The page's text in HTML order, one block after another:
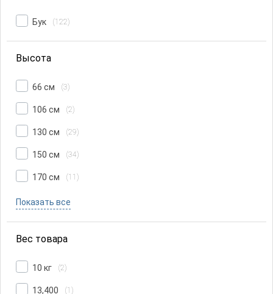
Бук (122)
Высота
66 см (3)
106 см (2)
130 см (29)
150 см (34)
170 см (11)
Показать все
Вес товара
10 кг (2)
13,400 (1)